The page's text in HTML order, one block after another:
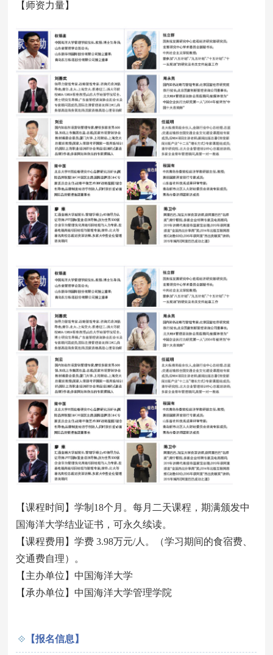
【师资力量】
【课程时间】学制18个月。每月二天课程，期满颁发中
国海洋大学结业证书，可永久续读。
【课程费用】学费 3.98万元/人。（学习期间的食宿费、
交通费自理）。
【主办单位】中国海洋大学
【承办单位】中国海洋大学管理学院
【报名信息】